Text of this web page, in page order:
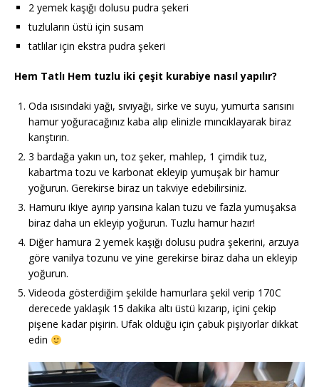
2 yemek kaşığı dolusu pudra şekeri
tuzluların üstü için susam
tatlılar için ekstra pudra şekeri
Hem Tatlı Hem tuzlu iki çeşit kurabiye nasıl yapılır?
Oda ısısındaki yağı, sıvıyağı, sirke ve suyu, yumurta sarısını
hamur yoğuracağınız kaba alıp elinizle mıncıklayarak biraz
karıştırın.
3 bardağa yakın un, toz şeker, mahlep, 1 çimdik tuz,
kabartma tozu ve karbonat ekleyip yumuşak bir hamur
yoğurun. Gerekirse biraz un takviye edebilirsiniz.
Hamuru ikiye ayırıp yarısına kalan tuzu ve fazla yumuşaksa
biraz daha un ekleyip yoğurun. Tuzlu hamur hazır!
Diğer hamura 2 yemek kaşığı dolusu pudra şekerini, arzuya
göre vanilya tozunu ve yine gerekirse biraz daha un ekleyip
yoğurun.
Videoda gösterdiğim şekilde hamurlara şekil verip 170C
derecede yaklaşık 15 dakika altı üstü kızarıp, içini çekip
pişene kadar pişirin. Ufak olduğu için çabuk pişiyorlar dikkat
edin